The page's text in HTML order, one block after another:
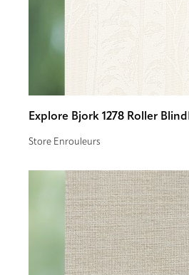
Explore Bjork 1278 Roller Blind
Store Enrouleurs